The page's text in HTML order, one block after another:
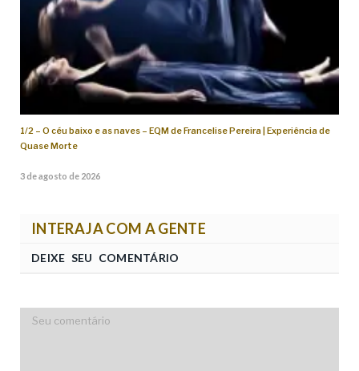
1/2 – O céu baixo e as naves – EQM de Francelise Pereira | Experiência de
Quase Morte
3 de agosto de 2026
INTERAJA COM A GENTE
DEIXE SEU COMENTÁRIO